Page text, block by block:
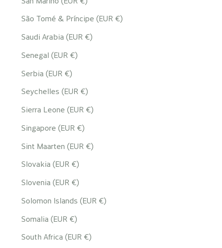
São Tomé & Príncipe (EUR €)
Saudi Arabia (EUR €)
Senegal (EUR €)
Serbia (EUR €)
Seychelles (EUR €)
Sierra Leone (EUR €)
Singapore (EUR €)
Sint Maarten (EUR €)
Slovakia (EUR €)
Slovenia (EUR €)
Solomon Islands (EUR €)
Somalia (EUR €)
South Africa (EUR €)